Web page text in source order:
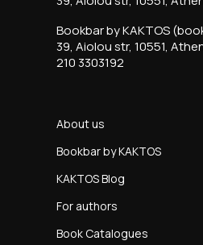
Bookbar by KAKTOS
39, Aiolou str, 10551,
210 3303192
About us
Bookbar by KAKTOS
KAKTOS Blog
For authors
Book Catalogues